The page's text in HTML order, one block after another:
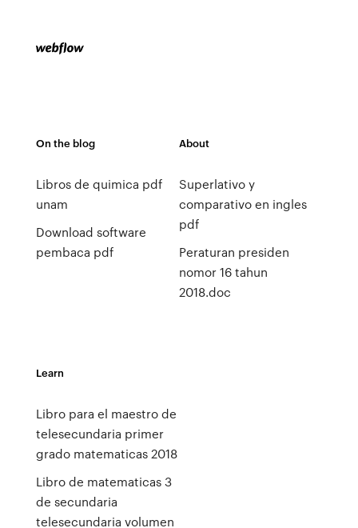
On the blog
Libros de quimica pdf
unam
Download software
pembaca pdf
About
Superlativo y
comparativo en ingles
pdf
Peraturan presiden
nomor 16 tahun
2018.doc
Learn
Libro para el maestro de
telesecundaria primer
grado matematicas 2018
Libro de matematicas 3
de secundaria
telesecundaria volumen